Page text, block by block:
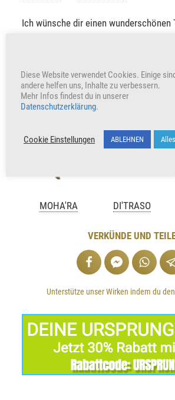
Ich wünsche dir einen wunderschönen
+372 Herzen freuen auch
MOHA'RA DI'TRASO
VERKÜNDE UND
Unterstütze unser Wirken indem du
Diese Website verwendet Cookies. Einige
andere helfen uns, Inhalte zu verbessern.
Mehr Infos findest du in unserer
Datenschutzerklärung.
Cookie Einstellungen ABLEHNEN